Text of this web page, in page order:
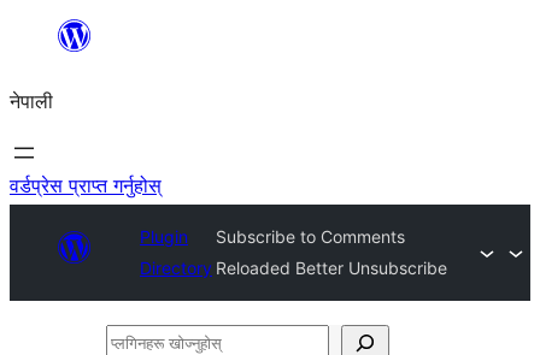
सामग्रीमा
नेपाली
वर्डप्रेस प्राप्त गर्नुहोस्
Plugin
Directory
Subscribe to Comments
Reloaded Better Unsubscribe
प्लगिनहरू